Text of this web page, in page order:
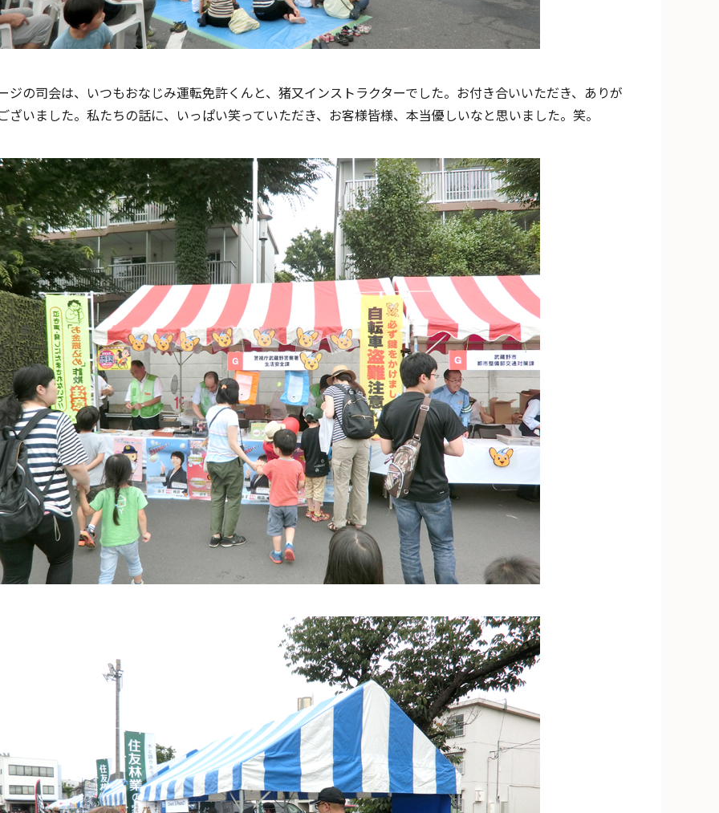
ジの司会は、いつもおなじみ運転免許くんと、猪又インストラクターでした。お付き合いいただき、ありが
ざいました。私たちの話に、いっぱい笑っていただき、お客様皆様、本当優しいなと思いました。笑。